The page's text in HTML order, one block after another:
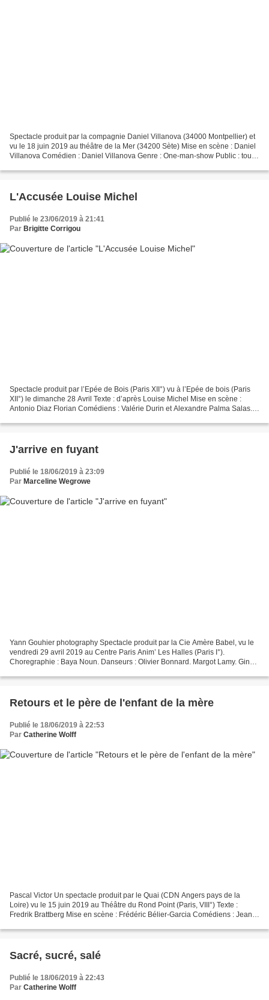
Spectacle produit par la compagnie Daniel Villanova (34000 Montpellier) et
vu le 18 juin 2019 au théâtre de la Mer (34200 Sète) Mise en scène : Daniel
Villanova Comédien : Daniel Villanova Genre : One-man-show Public : tout
L'Accusée Louise Michel
Publié le 23/06/2019 à 21:41
Par Brigitte Corrigou
Spectacle produit par l’Epée de Bois (Paris XII°) vu à l’Epée de bois (Paris
XII°) le dimanche 28 Avril Texte : d’après Louise Michel Mise en scène :
Antonio Diaz Florian Comédiens : Valérie Durin et Alexandre Palma Salas.
J'arrive en fuyant
Publié le 18/06/2019 à 23:09
Par Marceline Wegrowe
Yann Gouhier photography Spectacle produit par la Cie Amère Babel, vu le
vendredi 29 avril 2019 au Centre Paris Anim’ Les Halles (Paris I°).
Choregraphie : Baya Noun. Danseurs : Olivier Bonnard. Margot Lamy. Ginot
Retours et le père de l'enfant de la mère
Publié le 18/06/2019 à 22:53
Par Catherine Wolff
Pascal Victor Un spectacle produit par le Quai (CDN Angers pays de la
Loire) vu le 15 juin 2019 au Théâtre du Rond Point (Paris, VIII°) Texte :
Fredrik Brattberg Mise en scène : Frédéric Bélier-Garcia Comédiens : Jean-
Sacré, sucré, salé
Publié le 18/06/2019 à 22:43
Par Catherine Wolff